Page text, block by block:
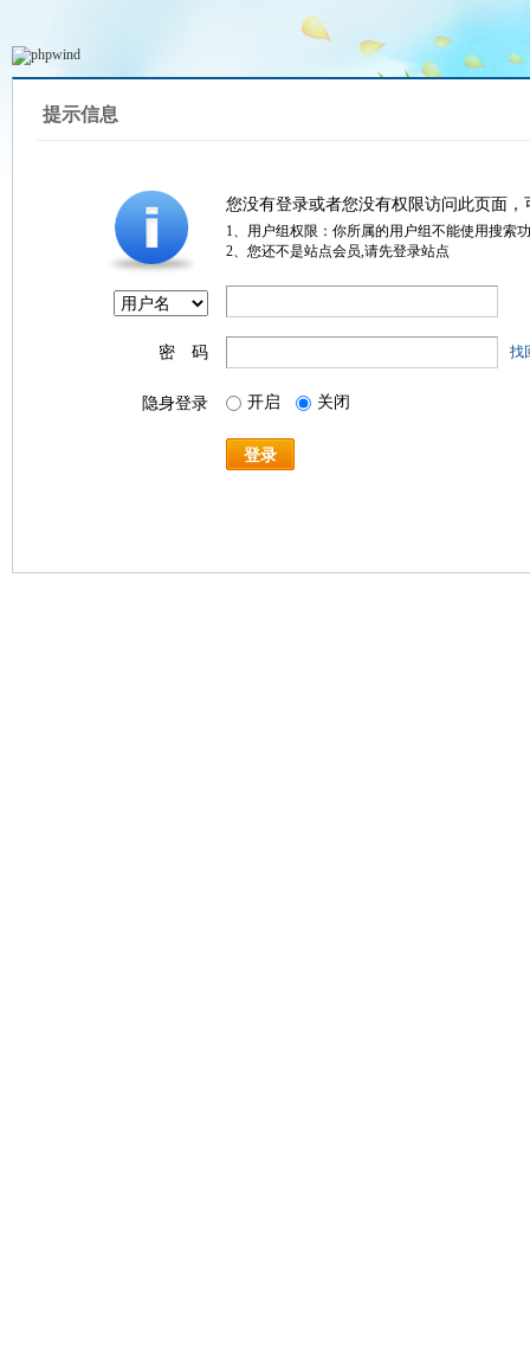
提示信息
您没有登录或者您没有权限访问此页面
1、用户组权限：你所属的用户组不能使用搜索
2、您还不是站点会员,请先登录站点
密 码 找
隐身登录 开启 关闭
登录